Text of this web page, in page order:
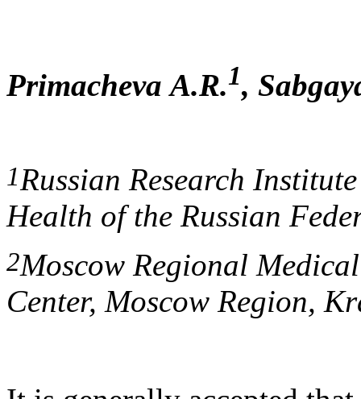
PrimachevaА.R.1,
1Russian Research
Health of the Russian
2Moscow Regional
Center, Moscow Region,